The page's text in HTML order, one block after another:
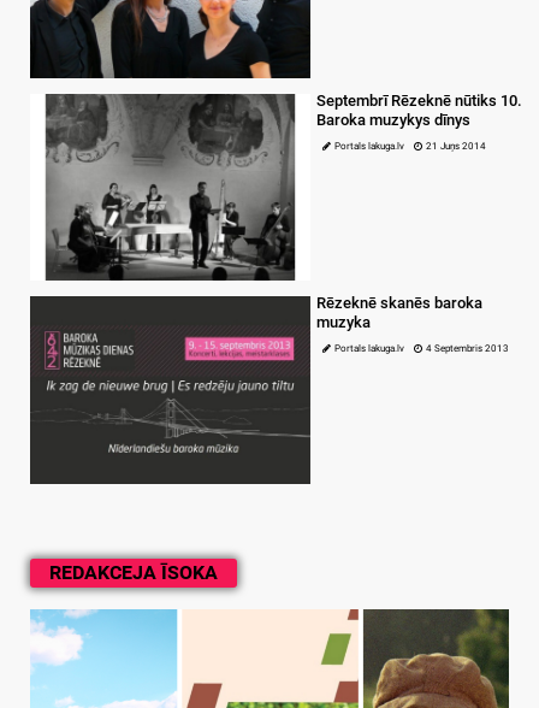
REDAKCEJA ĪSOKA
Septembrī Rēzeknē nūtiks 10.
Baroka muzykys dīnys
Portals lakuga.lv 21 Juņs 2014
Rēzeknē skanēs baroka
muzyka
Portals lakuga.lv 4 Septembris 2013